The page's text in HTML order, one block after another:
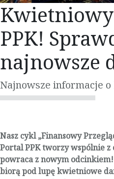
PPK!
najnowsze
Najnowsze informacje o
Nasz cykl „Finansowy
Portal PPK tworzy wspólnie
powraca z nowym
biorą pod lupę kwietniowe